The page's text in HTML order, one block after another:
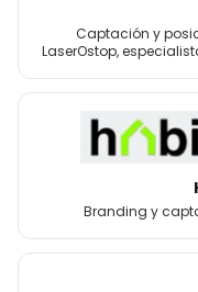
Captación y
LaserOstop,
Branding y